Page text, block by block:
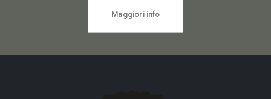
Maggiori info